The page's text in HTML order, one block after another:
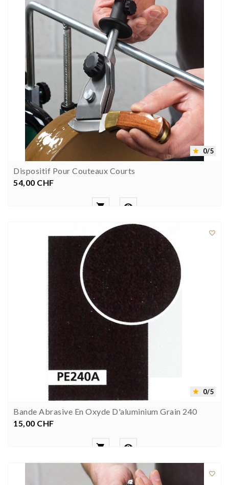
 0/5
Dispositif Pour Couteaux Courts
Prezzo
54,00 CHF
 

 0/5
Bande Abrasive En Oxyde D'aluminium Grain 240
Prezzo
15,00 CHF
 
